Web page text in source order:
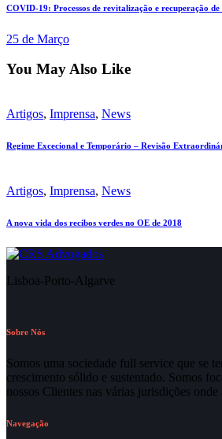
COVID-19: Processos de revitalização e recuperação de
25 de Março
You May Also Like
Artigos, Imprensa, News
Regime Excecional e Temporário – Revisão
Artigos, Imprensa, News
A nova vida dos recibos verdes no OE de 2018
Lisboa-Porto-Algarve
Sobre Nós
Somos uma sociedade full service que se
crescimento sólido e sustentado. Somos
nossos Clientes nas várias jurisdições onde
Navegação